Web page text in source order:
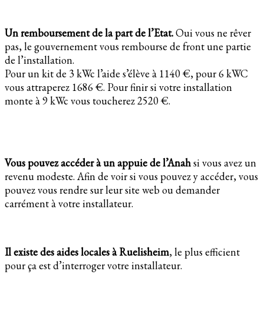
Un remboursement de la part de l’Etat.Oui vous ne rêver
pas, le gouvernement vous rembourse de front une partie
de l’installation.
Pour un kit de 3 kWc l’aide s’élève à 1140 €, pour 6 kWC
vous attraperez 1686 €. Pour finir si votre installation
monte à 9 kWc vous toucherez 2520 €.
Vous pouvez accéder à un appuie de l’Anahsi vous avez un
revenu modeste. Afin de voir si vous pouvez y accéder, vous
pouvez vous rendre sur leur site web ou demander
carrément à votre installateur.
Il existe des aides locales à Ruelisheim, le plus efficient
pour ça est d’interroger votre installateur.